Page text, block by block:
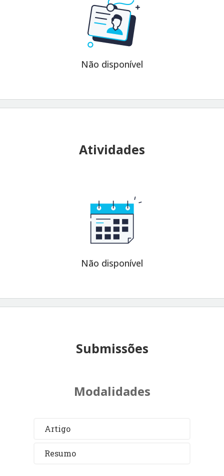
Não disponível
Atividades
Não disponível
Submissões
Modalidades
Artigo
Resumo